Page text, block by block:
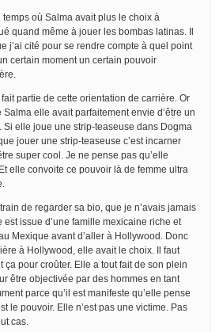
où Salma avait plus le choix à
quand même à jouer les bombas latinas. Il
j’ai cité pour se rendre compte à quel point
certain moment un certain pouvoir
partie de cette orientation de carrière. Or
Salma elle avait parfaitement envie d’être un
Si elle joue une strip-teaseuse dans Dogma
jouer une strip-teaseuse c’est incarner
super cool. Je ne pense pas qu’elle
elle convoite ce pouvoir là de femme ultra
de regarder sa bio, que je n’avais jamais
est issue d’une famille mexicaine riche et
Mexique avant d’aller à Hollywood. Donc
à Hollywood, elle avait le choix. Il faut
ça pour croûter. Elle a tout fait de son plein
être objectivée par des hommes en tant
parce qu’il est manifeste qu’elle pense
le pouvoir. Elle n’est pas une victime. Pas
cas.